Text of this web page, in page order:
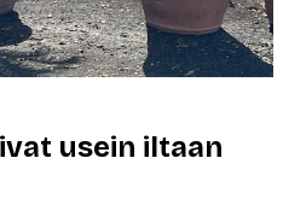
usein iltaan